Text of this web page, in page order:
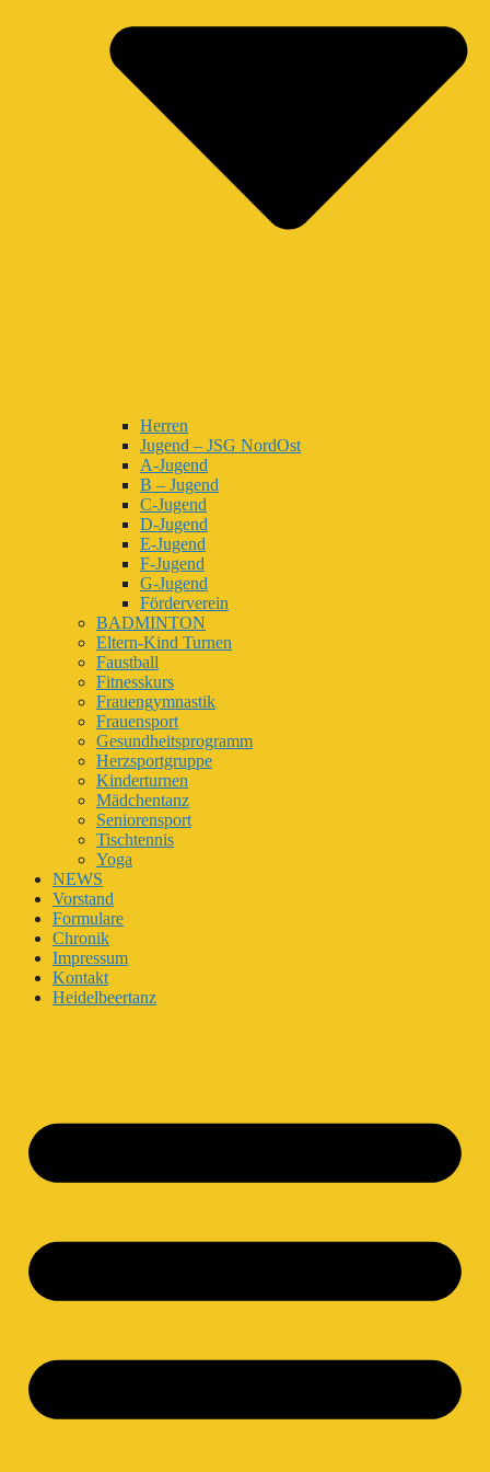
Herren
Jugend – JSG NordOst
A-Jugend
B – Jugend
C-Jugend
D-Jugend
E-Jugend
F-Jugend
G-Jugend
Förderverein
BADMINTON
Eltern-Kind Turnen
Faustball
Fitnesskurs
Frauengymnastik
Frauensport
Gesundheitsprogramm
Herzsportgruppe
Kinderturnen
Mädchentanz
Seniorensport
Tischtennis
Yoga
NEWS
Vorstand
Formulare
Chronik
Impressum
Kontakt
Heidelbeertanz